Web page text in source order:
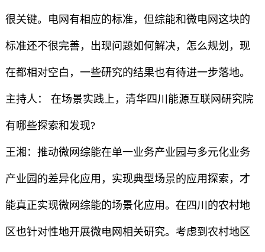
很关键。电网有相应的标准，但综能和微电网这块的
标准还不很完善，出现问题如何解决，怎么规划，现
在都相对空白，一些研究的结果也有待进一步落地。
主持人： 在场景实践上，清华四川能源互联网研究院
有哪些探索和发现?
王湘：推动微网综能在单一业务产业园与多元化业务
产业园的差异化应用，实现典型场景的应用探索，才
能真正实现微网综能的场景化应用。在四川的农村地
区也针对性地开展微电网相关研究。考虑到农村地区